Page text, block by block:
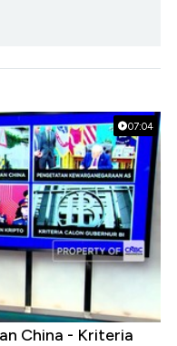
07:04
China - Kriteria